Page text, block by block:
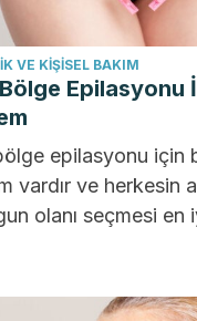
VE KIŞISEL BAKIM
Epilasyonu
epilasyonu için
vardır ve herkesin
olanı seçmesi en